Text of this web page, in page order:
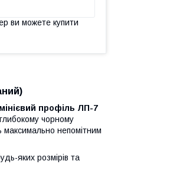
ви можете купити
профіль ЛП-7
чорному
максимально непомітним
яких розмірів та